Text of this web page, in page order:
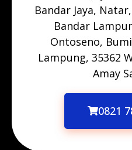
Bandar Jaya,
Bandar
Ontoseno,
Lampung, 35362
Amay
0821